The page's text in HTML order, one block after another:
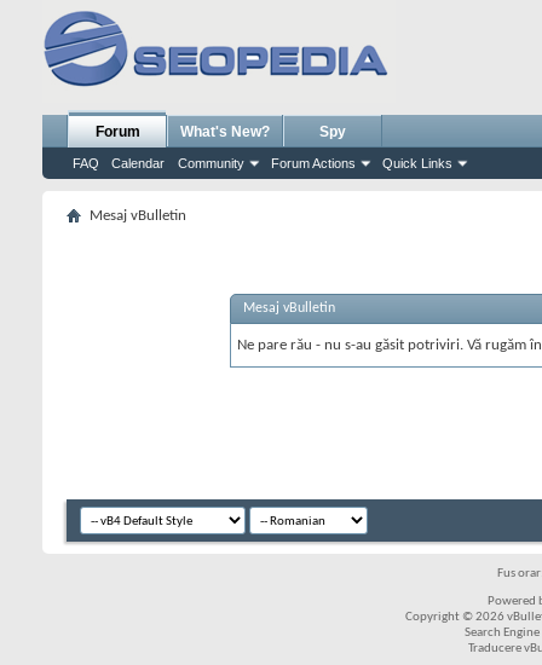
Forum
FAQ Calendar Community Forum Actions Quick Links
What's New? Spy
Mesaj vBulletin
Mesaj vBulletin
Ne pare rău - nu s-au găsit potriviri. Vă rugăm
Fus
Powered
Copyright © 2026
Search
Traducere